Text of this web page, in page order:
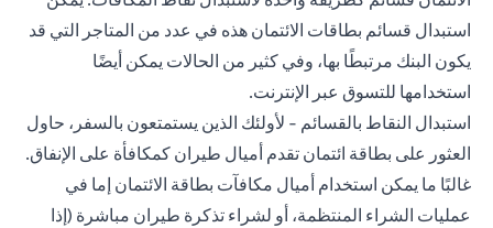
استبدال قسائم بطاقات الائتمان هذه في عدد من المتاجر التي قد
يكون البنك مرتبطًا بها، وفي كثير من الحالات يمكن أيضًا
استخدامها للتسوق عبر الإنترنت.
استبدال النقاط بالقسائم - لأولئك الذين يستمتعون بالسفر، حاول
العثور على بطاقة ائتمان تقدم أميال طيران كمكافأة على الإنفاق.
غالبًا ما يمكن استخدام أميال مكافآت بطاقة الائتمان إما في
عمليات الشراء المنتظمة، أو لشراء تذكرة طيران مباشرة (إذا